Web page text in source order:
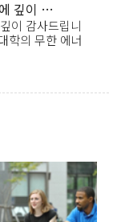
우리 대학에 대한 변함없는 사랑과 성원에 깊이 감사드립니다.여러분의 관심은 변화‧발전하는 우리 대학의 무한 에너지
이 감사드립니
학의 무한 에너